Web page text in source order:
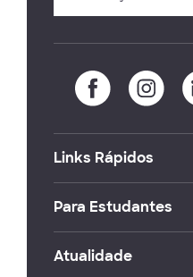
Links Rápidos
Para Estudantes
Atualidade